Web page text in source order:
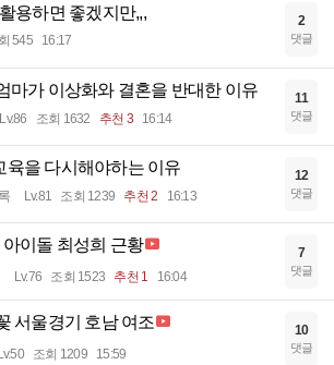
용하면 좋겠지만,,,
545 16:17
2
댓글
마가 이상화와 결혼을 반대한 이유
Lv.86 조회 1632 추천 3 16:14
11
댓글
육을 다시해야하는 이유
Lv.81 조회 1239 추천 2 16:13
12
댓글
아이돌 최성희 근황
Lv.76 조회 1523 추천 1 16:04
7
댓글
서울경기 호남 여조
Lv.50 조회 1209 15:59
10
댓글